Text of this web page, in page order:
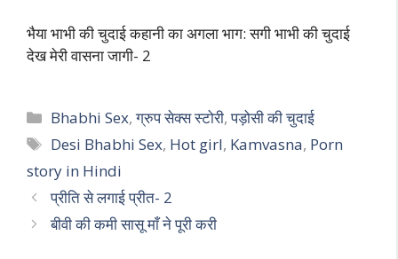
भैया भाभी की चुदाई कहानी का अगला भाग: सगी भाभी की चुदाई
देख मेरी वासना जागी- 2
Categories
Bhabhi Sex,ग्रुप सेक्स स्टोरी,पड़ोसी की चुदाई
Tags
Desi Bhabhi Sex, Hot girl, Kamvasna, Porn
story in Hindi
प्रीति से लगाई प्रीत- 2
बीवी की कमी सासू माँ ने पूरी करी